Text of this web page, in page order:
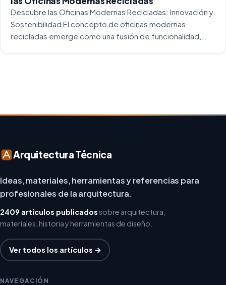
Descubre las Oficinas Modernas Recicladas: Innovación y
Sostenibilidad El concepto de oficinas modernas
recicladas emerge como una fusión de funcionalidad,
Arquitectura Técnica
Ideas, materiales, herramientas y referencias para
profesionales de la arquitectura.
2409 artículos publicadossobre arquitectura,
materiales, historia y herramientas de diseño.
Ver todos los artículos →
NAVEGACIÓN